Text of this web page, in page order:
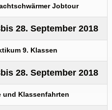
Jobtour
bis 28. September 2018
9. Klassen
bis 28. September 2018
und Klassenfahrten